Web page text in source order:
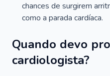
chances de surgirem
como a parada cardíaca.
Quando devo
cardiologista?